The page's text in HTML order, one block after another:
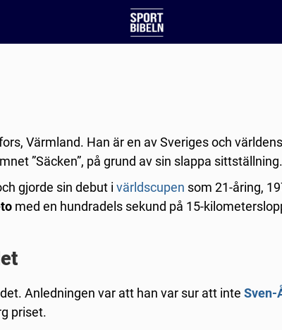
Värmland. Han är en av Sveriges och
”Säcken”, på grund av sin slappa sittställning.
gjorde sin debut i världscupen som 21-åring,
med en hundradels sekund på 15-
Anledningen var att han var sur att inte Sven-
priset.